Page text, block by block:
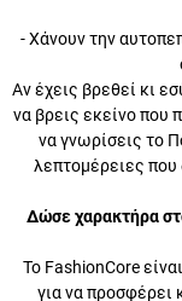
- Χάνουν την
Αν έχεις βρεθεί κι
βρεις εκείνο που
γνωρίσεις το
που
Το FashionCore
να προσφέρει